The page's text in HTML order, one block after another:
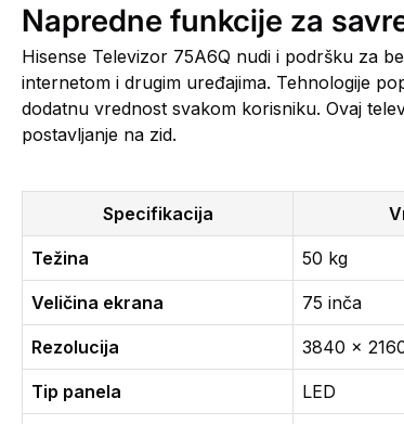
Napredne funkcije za
Hisense Televizor 75A6Q nudi i podršku za
internetom i drugim uređajima. Tehnologije
dodatnu vrednost svakom korisniku. Ovaj
postavljanje na zid.
Specifikacija
Težina 50 kg
Veličina ekrana 75 inča
Rezolucija 3840 x
Tip panela LED